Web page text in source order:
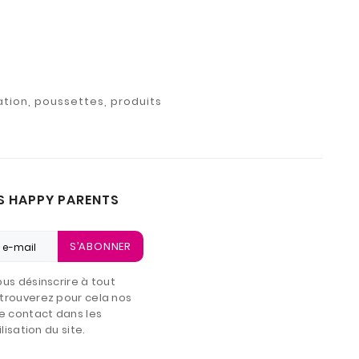
poussettes, produits
HAPPY PARENTS
S’ABONNER
désinscrire à tout
pour cela nos
contact dans les
du site.